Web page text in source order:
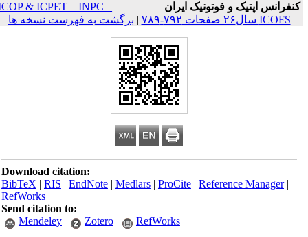
کنفرانس اپتیک و فوتونیک ایران
ICOP & ICPET _ INPC _
ICOFS سال۲۶ صفحات ۷۹۲-۷۸۹
|برگشت به فهرست نسخه ها
Download citation:
BibTeX|RIS|EndNote|Medlars|ProCite|Reference Manager
RefWorks
Send citation to:
Mendeley
Zotero RefWorks